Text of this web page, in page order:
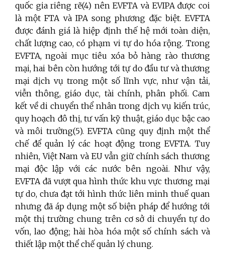
quốc gia riêng rẽ(4) nên EVFTA và EVIPA được coi
là một FTA và IPA song phương đặc biệt. EVFTA
được đánh giá là hiệp định thế hệ mới toàn diện,
chất lượng cao, có phạm vi tự do hóa rộng. Trong
EVFTA, ngoài mục tiêu xóa bỏ hàng rào thương
mại, hai bên còn hướng tới tự do đầu tư và thương
mại dịch vụ trong một số lĩnh vực, như vận tải,
viễn thông, giáo dục, tài chính, phân phối. Cam
kết về di chuyển thể nhân trong dịch vụ kiến trúc,
quy hoạch đô thị, tư vấn kỹ thuật, giáo dục bậc cao
và môi trường(5). EVFTA cũng quy định một thể
chế để quản lý các hoạt động trong EVFTA. Tuy
nhiên, Việt Nam và EU vẫn giữ chính sách thương
mại độc lập với các nước bên ngoài. Như vậy,
EVFTA đã vượt qua hình thức khu vực thương mại
tự do, chưa đạt tới hình thức liên minh thuế quan
nhưng đã áp dụng một số biện pháp để hướng tới
một thị trường chung trên cơ sở di chuyển tự do
vốn, lao động; hài hòa hóa một số chính sách và
thiết lập một thể chế quản lý chung.